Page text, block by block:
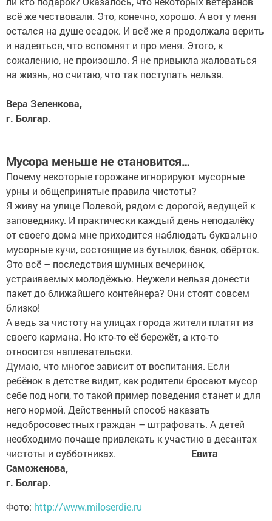
всё же чествовали. Это, конечно, хорошо. А вот у меня
остался на душе осадок. И всё же я продолжала верить
и надеяться, что вспомнят и про меня. Этого, к
сожалению, не произошло. Я не привыкла жаловаться
на жизнь, но считаю, что так поступать нельзя.
Вера Зеленкова,
г. Болгар.
Мусора меньше не становится…
Почему некоторые горожане игнорируют мусорные
урны и общепринятые правила чистоты?
Я живу на улице Полевой, рядом с дорогой, ведущей к
заповеднику. И практически каждый день неподалёку
от своего дома мне приходится наблюдать буквально
мусорные кучи, состоящие из бутылок, банок, обёрток.
Это всё – последствия шумных вечеринок,
устраиваемых молодёжью. Неужели нельзя донести
пакет до ближайшего контейнера? Они стоят совсем
близко!
А ведь за чистоту на улицах города жители платят из
своего кармана. Но кто-то её бережёт, а кто-то
относится наплевательски.
Думаю, что многое зависит от воспитания. Если
ребёнок в детстве видит, как родители бросают мусор
себе под ноги, то такой пример поведения станет и для
него нормой. Действенный способ наказать
недобросовестных граждан – штрафовать. А детей
необходимо почаще привлекать к участию в десантах
чистоты и субботниках. Евита
Саможенова,
г. Болгар.
Фото: http://www.miloserdie.ru